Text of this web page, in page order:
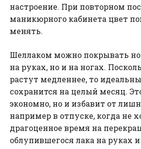
настроение. При повторном
маникюрного кабинета цвет
менять.
Шеллаком можно покрывать
на руках, но и на ногах.
растут медленнее, то
сохранится на целый месяц.
экономно, но и избавит от
например в отпуске, когда не
драгоценное время на
облупившегося лака на руках и